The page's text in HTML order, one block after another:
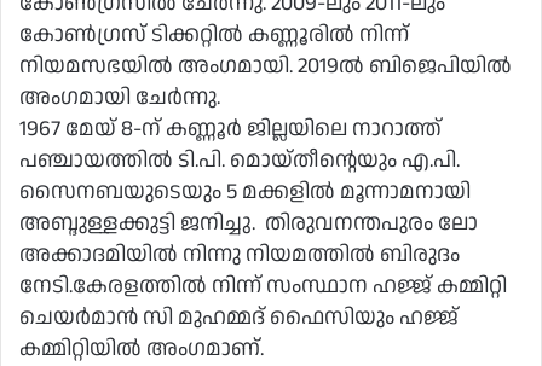
കോണ്‍ഗ്രസ് ടിക്കറ്റില്‍ കണ്ണൂരില്‍ നിന്ന്
നിയമസഭയില്‍ അംഗമായി. 2019ല്‍ ബിജെപിയില്‍
അംഗമായി ചേര്‍ന്നു.
1967 മേയ് 8-ന് കണ്ണൂര്‍ ജില്ലയിലെ നാറാത്ത്
പഞ്ചായത്തില്‍ ടി.പി. മൊയ്തീന്റെയും എ.പി.
സൈനബയുടെയും 5 മക്കളില്‍ മൂന്നാമനായി
അബ്ദുള്ളക്കുട്ടി ജനിച്ചു. തിരുവനന്തപുരം ലോ
അക്കാദമിയില്‍ നിന്നു നിയമത്തില്‍ ബിരുദം
നേടി.കേരളത്തില്‍ നിന്ന് സംസ്ഥാന ഹജ്ജ് കമ്മിറ്റി
ചെയര്‍മാന്‍ സി മുഹമ്മദ് ഫെെസിയും ഹജ്ജ്
കമ്മിറ്റിയില്‍ അംഗമാണ്.